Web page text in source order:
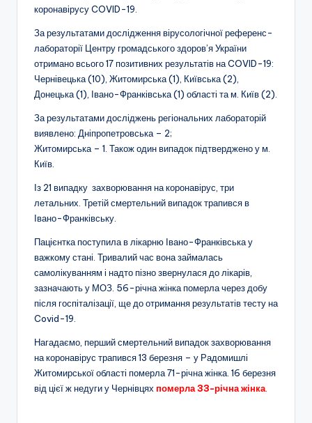
коронавірусу COVID-19.
За результатами дослідження вірусологічної референс-
лабораторії Центру громадського здоров’я України
отримано всього 17 позитивних результатів на COVID-19:
Чернівецька (10), Житомирська (1), Київська (2),
Донецька (1), Івано-Франківська (1) області та м. Київ (2).
За результатами досліджень регіональних лабораторій
виявлено: Дніпропетровська – 2;
Житомирська – 1. Також один випадок підтверджено у м.
Київ.
Із 21 випадку захворювання на коронавірус, три
летальних. Третій смертельний випадок трапився в
Івано-Франківську.
Пацієнтка поступила в лікарню Івано-Франківська у
важкому стані. Тривалий час вона займалась
самолікуванням і надто пізно звернулася до лікарів,
зазначають у МОЗ. 56-річна жінка померла через добу
після госпіталізації, ще до отримання результатів тесту на
Covid-19.
Нагадаємо, перший смертельний випадок захворювання
на коронавірус трапився 13 березня – у Радомишлі
Житомирської області померла 71-річна жінка. 16 березня
від цієї ж недуги у Чернівцях померла 33-річна жінка